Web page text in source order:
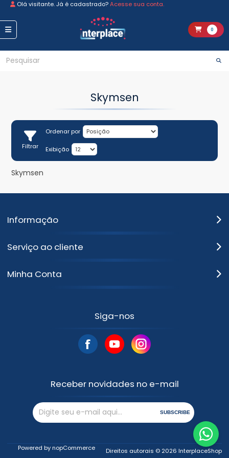
Olá visitante. Já é cadastrado?Acesse sua conta.
0
Skymsen
Filtrar
Ordenar por
Exibição
Skymsen
Informação
Serviço ao cliente
Minha Conta
Siga-nos
Receber novidades no e-mail
SUBSCRIBE
Direitos autorais © 2026 InterplaceShop
Powered bynopCommerce